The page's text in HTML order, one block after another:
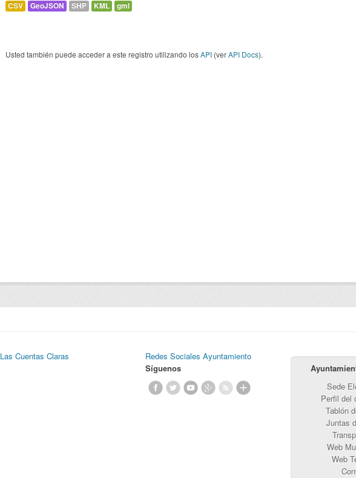
CSV GeoJSON SHP KML gml
Usted también puede acceder a este registro utilizando losAPI (verAPI Docs).
Las Cuentas Claras
Redes Sociales Ayuntamiento
Síguenos
Sede
Perfil del
Tablón
Juntas
Web
Web